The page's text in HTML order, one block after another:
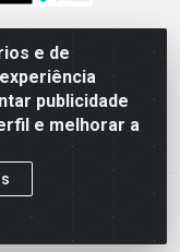
e de
publicidade
e melhorar a
0001-54 -
Olinda/PE